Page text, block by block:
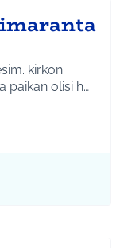
kirkon
rantaan, jossa nytkin käydään. Mutta paikan olisi h…
- Hyrylä